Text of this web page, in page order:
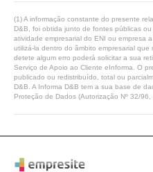
(1) A informação constante do presente
D&B, foi obtida junto de fontes públicas
atividade empresarial do ENI ou empresa
utilizá-la dentro do âmbito empresarial
detete algum erro poderá solicitar a sua
Serviço de Apoio ao Cliente eInforma. O
publicado ou redistribuído, total ou
D&B. A Informa D&B tem a sua base de
Proteção de Dados (Autorização Nº 32/